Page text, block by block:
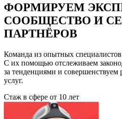
ФОРМИРУЕМ
СООБЩЕСТВО И
ПАРТНЁРОВ
Команда из опытных специалистов
С их помощью отслеживаем
за тенденциями и совершенствуем
услуг.
Стаж в сфере от 10 лет